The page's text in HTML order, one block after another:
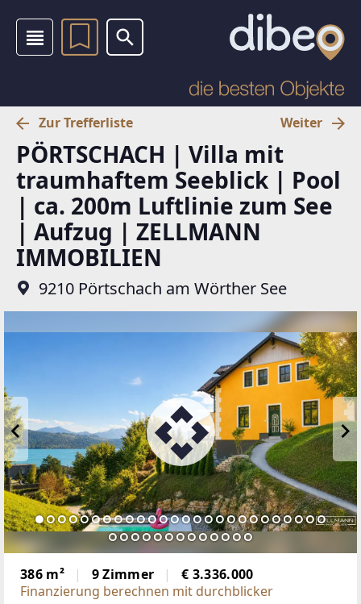
Zur Trefferliste Weiter
PÖRTSCHACH | Villa mit
traumhaftem Seeblick | Pool
| ca. 200m Luftlinie zum See
| Aufzug | ZELLMANN
IMMOBILIEN
9210 Pörtschach am Wörther See
386 m² 9 Zimmer
€ 3.336.000
Finanzierung berechnen mit durchblicker